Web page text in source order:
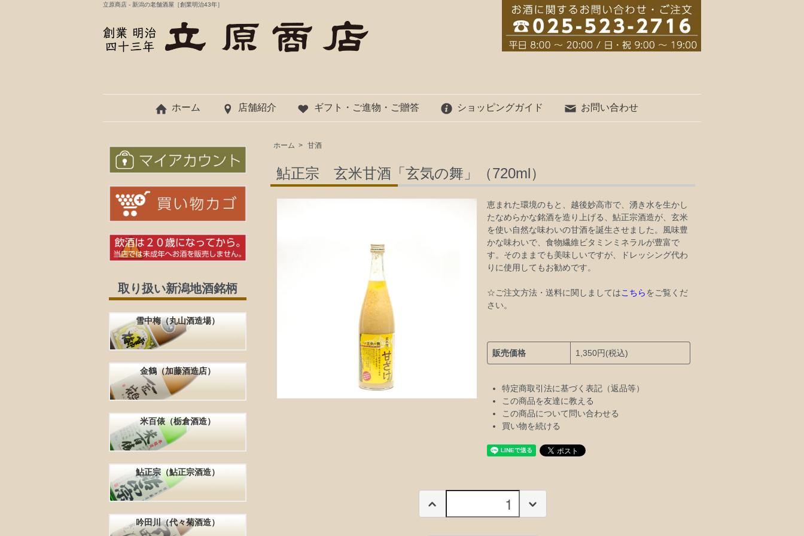
立原商店 - 新潟の老舗酒屋［創業明治43年］
ホーム 店舗紹介 ギフト・ご進物・ご贈答 ショッピングガイド お問い合わせ
ホーム > 甘酒
鮎正宗 玄米甘酒「玄気の舞」（720ml）
恵まれた環境のもと、越後妙高市で、湧き水を生かし
たなめらかな銘酒を造り上げる、鮎正宗酒造が、玄米
を使い自然な味わいの甘酒を誕生させました。風味豊
かな味わいで、食物繊維ビタミンミネラルが豊富で
す。そのままでも美味しいですが、ドレッシング代わ
りに使用してもお勧めです。
☆ご注文方法・送料に関しましてはこちらをご覧くだ
さい。
販売価格 1,350円(税込)
特定商取引法に基づく表記（返品等）
この商品を友達に教える
この商品について問い合わせる
買い物を続ける
取り扱い新潟地酒銘柄
雪中梅（丸山酒造場）
金鶴（加藤酒造店）
米百俵（栃倉酒造）
鮎正宗（鮎正宗酒造）
吟田川（代々菊酒造）